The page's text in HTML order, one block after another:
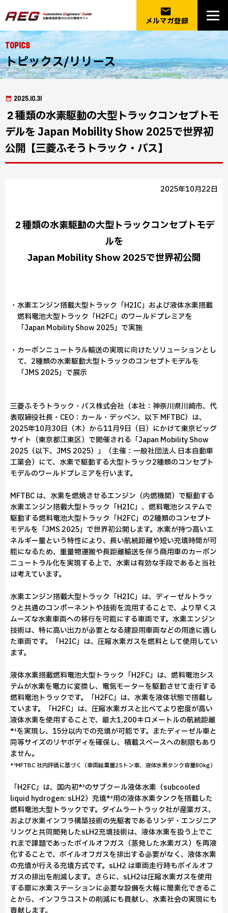
email
メルマガ登録
Topics
トピックス/リリース
2025.10.31
２種類の水素駆動の大型トラックコンセプトモ
デルを Japan Mobility Show 2025で世界初
公開【三菱ふそうトラック・バス】
2025年10月22日
２種類の水素駆動の大型トラックコンセプトモデ
ルを
Japan Mobility Show 2025で世界初公開
・水素エンジン搭載大型トラック「H2IC」および液体水素搭載
燃料電池大型トラック「H2FC」のワールドプレミアを
「Japan Mobility Show 2025」で実施
・カーボンニュートラル輸送の実現に向けたソリューションとし
て、2種類の水素駆動大型トラックのコンセプトモデルを
「JMS 2025」で展示
三菱ふそうトラック・バス株式会社（本社：神奈川県川崎市、代
表取締役社長・CEO：カール・デッペン、以下 MFTBC）は、
2025年10月30日（木）から11月9日（日）にかけて東京ビッグ
サイト（東京都江東区）で開催される「Japan Mobility Show
2025（以下、JMS 2025）」（主催：一般社団法人 日本自動車
工業会）にて、水素で駆動する大型トラック2種類のコンセプト
モデルのワールドプレミアを行います。
MFTBC は、水素を燃焼させるエンジン（内燃機関）で駆動する
水素エンジン搭載大型トラック「H2IC」、燃料電池システムで
駆動する燃料電池大型トラック「H2FC」の2種類のコンセプト
モデルを「JMS 2025」で世界初公開します。水素が持つ高いエ
ネルギー量という特性により、長い航続距離や短い充填時間が可
能になるため、重量物運搬や長距離輸送を伴う商用車のカーボン
ニュートラル化を実現する上で、水素は有効な手段であると当社
は考えています。
水素エンジン搭載大型トラック「H2IC」は、ディーゼルトラッ
クと共通のコンポーネントや技術を流用することで、より早くス
ムーズな水素車両への移行を可能にする車両です。水素エンジン
技術は、特に高い出力が必要となる建設用車両などの用途に適し
た車両です。「H2IC」は、圧縮水素ガスを燃料として使用してい
ます。
液体水素搭載燃料電池大型トラック「H2FC」は、燃料電池シス
テムが水素を電力に変換し、電気モーターを駆動させて走行する
燃料電池トラックです。「H2FC」は、水素を液体状態で搭載し
ています。「H2FC」は、圧縮水素ガスと比べてより密度が高い
液体水素を使用することで、最大1,200キロメートルの航続距離
*¹を実現し、15分以内での充填が可能です。またディーゼル車と
同等サイズのリヤボディを確保し、積載スペースへの制限もあり
ません。
*¹MFTBC 社内評価に基づく（車両総重量25トン車、液体水素タンク容量80kg）
「H2FC」は、国内初*²のサブクール液体水素（subcooled
liquid hydrogen: sLH2）充填*³用の液体水素タンクを搭載した
燃料電池大型トラックです。ダイムラートラック社が産業ガス、
および水素インフラ構築技術の先駆者であるリンデ・エンジニア
リングと共同開発したsLH2充填技術は、液体水素を扱う上でこ
れまで課題であったボイルオフガス（蒸発した水素ガス）を再液
化することで、ボイルオフガスを排出する必要がなく、液体水素
の充填が行える充填方式です。sLH2 は車両走行時もボイルオフ
ガスの排出を削減します。さらに、sLH2は圧縮水素ガスを使用
する際に水素ステーションに必要な設備を大幅に簡素化できるこ
とから、インフラコストの削減にも貢献し、水素社会の実現にも
貢献します。